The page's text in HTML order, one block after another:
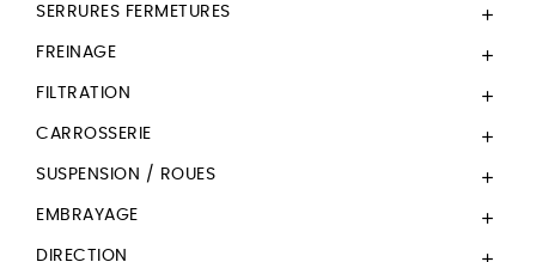
SERRURES FERMETURES 
FREINAGE 
FILTRATION 
CARROSSERIE 
SUSPENSION / ROUES 
EMBRAYAGE 
DIRECTION